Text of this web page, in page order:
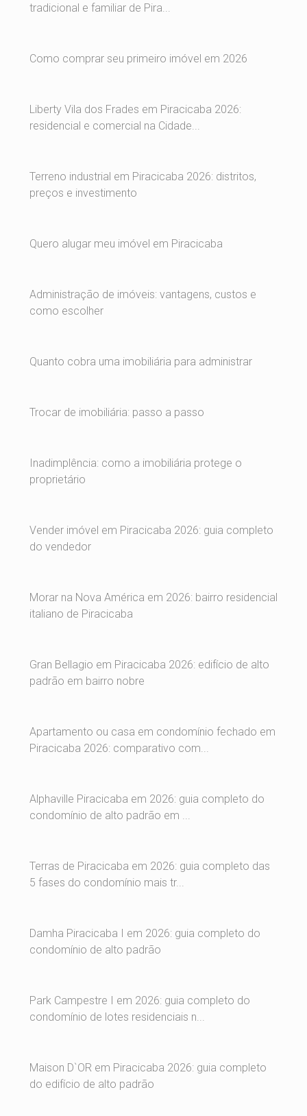
tradicional e familiar de Pira...
Como comprar seu primeiro imóvel em 2026
Liberty Vila dos Frades em Piracicaba 2026:
residencial e comercial na Cidade...
Terreno industrial em Piracicaba 2026: distritos,
preços e investimento
Quero alugar meu imóvel em Piracicaba
Administração de imóveis: vantagens, custos e
como escolher
Quanto cobra uma imobiliária para administrar
Trocar de imobiliária: passo a passo
Inadimplência: como a imobiliária protege o
proprietário
Vender imóvel em Piracicaba 2026: guia completo
do vendedor
Morar na Nova América em 2026: bairro residencial
italiano de Piracicaba
Gran Bellagio em Piracicaba 2026: edifício de alto
padrão em bairro nobre
Apartamento ou casa em condomínio fechado em
Piracicaba 2026: comparativo com...
Alphaville Piracicaba em 2026: guia completo do
condomínio de alto padrão em ...
Terras de Piracicaba em 2026: guia completo das
5 fases do condomínio mais tr...
Damha Piracicaba I em 2026: guia completo do
condomínio de alto padrão
Park Campestre I em 2026: guia completo do
condomínio de lotes residenciais n...
Maison D`OR em Piracicaba 2026: guia completo
do edifício de alto padrão